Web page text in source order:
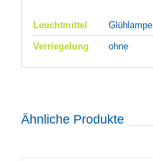
Leuchtmittel
Glühlampe
Verriegelung
ohne
Ähnliche Produkte